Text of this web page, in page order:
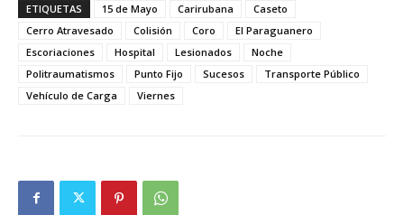
ETIQUETAS 15 de Mayo Carirubana
Caseto
Cerro Atravesado
Colisión Coro
El Paraguanero
Escoriaciones
Hospital Lesionados
Noche
Politraumatismos
Punto Fijo Sucesos
Transporte Público
Vehículo de Carga
Viernes